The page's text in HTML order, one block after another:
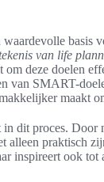
waardevolle basis
van life
deze doelen
van SMART-
maakt
dit proces.
alleen praktisch
inspireert ook